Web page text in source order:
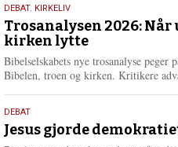
2.
juni
2026
DEBAT, KIRKELIV
Trosanalysen 2026:
kirken lytte
Bibelselskabets nye trosanalyse
Bibelen, troen og kirken. Kritikere
18.
maj
DEBAT
Jesus gjorde